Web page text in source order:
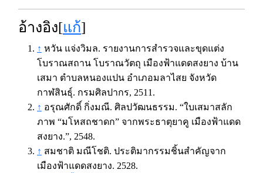
อ้างอิง[แก้]
↑ หวัน แจ่งวิมล. รายงานการสำรวจและขุดแต่ง
โบราณสถาน โบราณวัตถุ เมืองฟ้าแดดสงยาง บ้าน
เสมา ตำบลหนองแปน อำเภอมลาไสย จังหวัด
กาฬสินธุ์. กรมศิลปากร, 2511.
↑ อรุณศักดิ์ กิ่งมณี. ศิลปวัฒนธรรม. “ใบเสมาสลัก
ภาพ “มโหสถชาดก” จากพระธาตุยาคู เมืองฟ้าแดด
สงยาง.”, 2548.
↑ สมชาติ มณีโชติ. ประติมากรรมชิ้นสำคัญจาก
เมืองฟ้าแดดสงยาง. 2528.